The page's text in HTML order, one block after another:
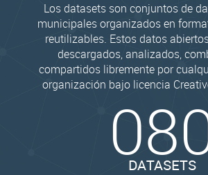
Los datasets son conjuntos de
municipales organizados en
reutilizables. Estos datos
descargados, analizados,
compartidos libremente por
organización bajo licencia
DATASETS